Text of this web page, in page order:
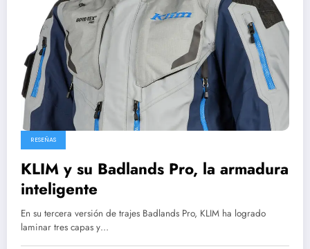
RESEÑAS
KLIM y su Badlands Pro, la armadura
inteligente
En su tercera versión de trajes Badlands Pro, KLIM ha logrado
laminar tres capas y…